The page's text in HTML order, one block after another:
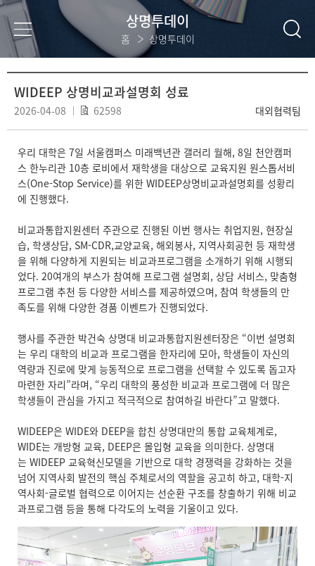
상명투데이
홈 상명투데이
WIDEEP 상명비교과설명회 성료
2026-04-08 62598 대외협력팀
우리 대학은 7일 서울캠퍼스 미래백년관 갤러리 월해, 8일 천안캠퍼
스 한누리관 10층 로비에서 재학생을 대상으로 교육지원 원스톱서비
스(One-Stop Service)를 위한 WIDEEP상명비교과설명회를 성황리
에 진행했다.
비교과통합지원센터 주관으로 진행된 이번 행사는 취업지원, 현장실
습, 학생상담, SM-CDR,교양교육, 해외봉사, 지역사회공헌 등 재학생
을 위해 다양하게 지원되는 비교과프로그램을 소개하기 위해 시행되
었다. 20여개의 부스가 참여해 프로그램 설명회, 상담 서비스, 맞춤형
프로그램 추천 등 다양한 서비스를 제공하였으며, 참여 학생들의 만
족도를 위해 다양한 경품 이벤트가 진행되었다.
행사를 주관한 박건숙 상명대 비교과통합지원센터장은 “이번 설명회
는 우리 대학의 비교과 프로그램을 한자리에 모아, 학생들이 자신의
역량과 진로에 맞게 능동적으로 프로그램을 선택할 수 있도록 돕고자
마련한 자리”라며, “우리 대학의 풍성한 비교과 프로그램에 더 많은
학생들이 관심을 가지고 적극적으로 참여하길 바란다”고 말했다.
WIDEEP은 WIDE와 DEEP을 합친 상명대만의 통합 교육체계로,
WIDE는 개방형 교육, DEEP은 몰입형 교육을 의미한다. 상명대
는 WIDEEP 교육혁신모델을 기반으로 대학 경쟁력을 강화하는 것을
넘어 지역사회 발전의 핵심 주체로서의 역할을 공고히 하고, 대학-지
역사회-글로벌 협력으로 이어지는 선순환 구조를 창출하기 위해 비교
과프로그램 등을 통해 다각도의 노력을 기울이고 있다.